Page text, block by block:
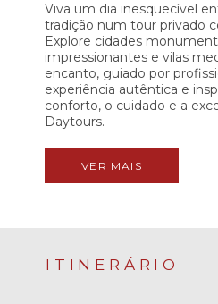
Viva um dia inesquecível
tradição num tour privado
Explore cidades
impressionantes e vilas
encanto, guiado por
experiência autêntica e
conforto, o cuidado e a
Daytours.
VER MAIS
ITINERÁRIO